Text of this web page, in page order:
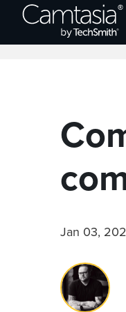
Passer
directement
Derniers
Jan 03,